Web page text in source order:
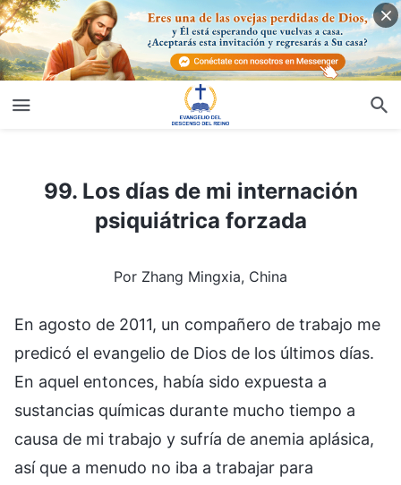
99. Los días de mi internación psiquiátrica forzada
99. Los días de mi internación
psiquiátrica forzada
Por Zhang Mingxia, China
En agosto de 2011, un compañero de trabajo me
predicó el evangelio de Dios de los últimos días.
En aquel entonces, había sido expuesta a
sustancias químicas durante mucho tiempo a
causa de mi trabajo y sufría de anemia aplásica,
así que a menudo no iba a trabajar para